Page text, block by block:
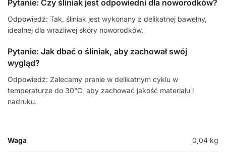
Pytanie: Czy śliniak jest odpowiedni dla noworodków?
Odpowiedź: Tak, śliniak jest wykonany z delikatnej bawełny,
idealnej dla wrażliwej skóry noworodków.
Pytanie: Jak dbać o śliniak, aby zachował swój
wygląd?
Odpowiedź: Zalecamy pranie w delikatnym cyklu w
temperaturze do 30°C, aby zachować jakość materiału i
nadruku.
Waga 0,04 kg